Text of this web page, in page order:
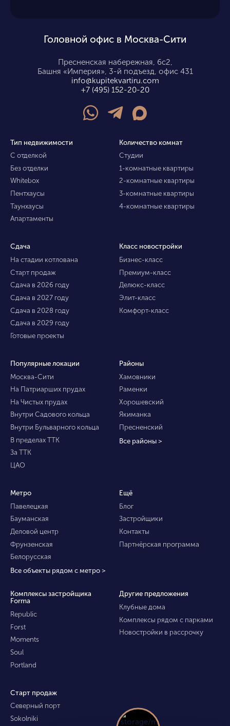
Головной офис в Москва-Сити
Пресненская набережная, 6с2,
Башня «Империя», 3-й подъезд, офис 431
info@kupitekvartiru.com
+7 (495) 152-20-20
Тип недвижимости
С отделкой
Без отделки
Whitebox
Пентхаусы
Таунхаусы
Апартаменты
Количество комнат
Студии
1-комнатные квартиры
2-комнатные квартиры
3-комнатные квартиры
4-комнатные квартиры
Сдача
На стадии котлована
Старт продаж
Сдача в 2026 году
Сдача в 2027 году
Сдача в 2028 году
Сдача в 2029 году
Готовые проекты
Класс новостройки
Бизнес-класс
Премиум-класс
Делюкс-класс
Элит-класс
Комфорт-класс
Популярные локации
Москва-Сити
На Патриарших прудах
На Чистых прудах
Внутри Садового кольца
Внутри Бульварного кольца
В пределах ТТК
За ТТК
ЦАО
Районы
Хамовники
Раменки
Хорошевский
Якиманка
Пресненский
Все районы >
Метро
Павелецкая
Бауманская
Деловой центр
Фрунзенская
Белорусская
Все объекты рядом с метро >
Ещё
Блог
Застройщики
Контакты
Партнёрская программа
Комплексы застройщика
Forma
Republic
Forst
Moments
Soul
Portland
Другие предложения
Клубные дома
Комплексы рядом с парками
Новостройки в рассрочку
Старт продаж
Северный порт
Sokolniki